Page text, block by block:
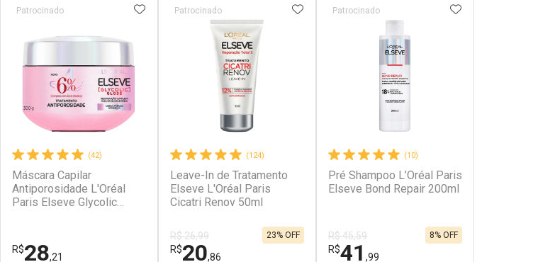
AOS FAVORITOS
(42)
Máscara Capilar
Antiporosidade L'Oréal
Paris Elseve Glycolic
Patrocinado
R$28,21
ADICIONAR AOS FAVORITOS
(124)
Leave-In de Tratamento
Elseve L'Oréal Paris
Cicatri Renov 50ml
Patrocinado
R$ 26,99
R$20,86
23% OFF
ADICIONAR AOS FAVORITOS
(10)
Pré Shampoo L’Oréal Paris
Elseve Bond Repair 200ml
Patrocinado
R$ 45,59
R$41 ,99
8% OFF
ADICIONAR AOS